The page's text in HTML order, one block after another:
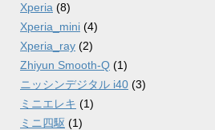
Xperia (8)
Xperia_mini (4)
Xperia_ray (2)
Zhiyun Smooth-Q (1)
ニッシンデジタル i40 (3)
ミニエレキ (1)
ミニ四駆 (1)